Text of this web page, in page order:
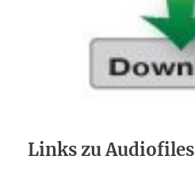
Links zu Audiofiles